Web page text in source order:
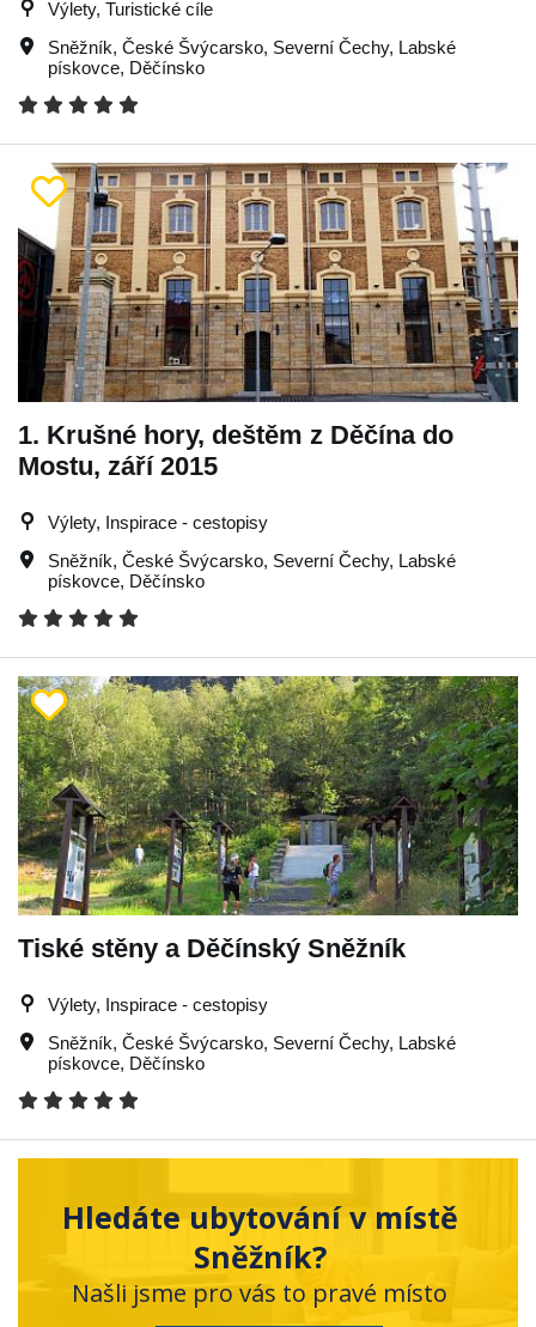
Výlety, Turistické cíle
Sněžník, České Švýcarsko, Severní Čechy, Labské
pískovce, Děčínsko
1. Krušné hory, deštěm z Děčína do
Mostu, září 2015
Výlety, Inspirace - cestopisy
Sněžník, České Švýcarsko, Severní Čechy, Labské
pískovce, Děčínsko
Tiské stěny a Děčínský Sněžník
Výlety, Inspirace - cestopisy
Sněžník, České Švýcarsko, Severní Čechy, Labské
pískovce, Děčínsko
Hledáte ubytování v místě
Sněžník?
Našli jsme pro vás to pravé místo